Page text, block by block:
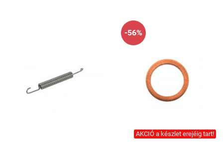
-56%
AKCIÓ a készlet erejéig tart!